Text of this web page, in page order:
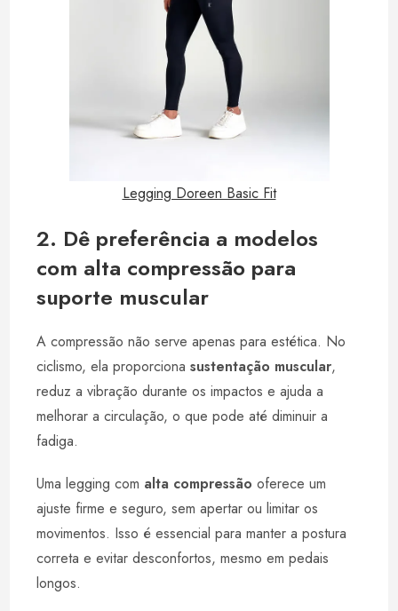
Legging Doreen Basic Fit
2. Dê preferência a modelos
com alta compressão para
suporte muscular
A compressão não serve apenas para estética. No
ciclismo, ela proporcionasustentação muscular,
reduz a vibração durante os impactos e ajuda a
melhorar a circulação, o que pode até diminuir a
fadiga.
Uma legging com alta compressão oferece um
ajuste firme e seguro, sem apertar ou limitar os
movimentos. Isso é essencial para manter a postura
correta e evitar desconfortos, mesmo em pedais
longos.